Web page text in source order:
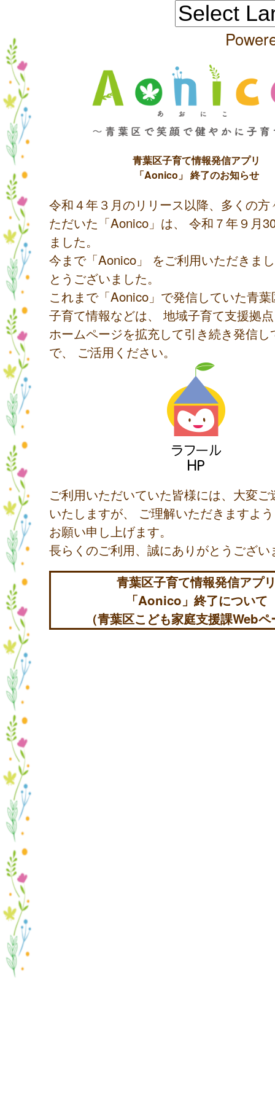
青葉区子育て情報発信アプリ
「Aonico」 終了のお知らせ
令和４年３月のリリース以降、多くの方
ただいた「Aonico」は、 令和７年９月
ました。
今まで「Aonico」 をご利用いただきま
とうございました。
これまで「Aonico」で発信していた青
子育て情報などは、 地域子育て支援拠
ホームページを拡充して引き続き発信し
で、 ご活用ください。
ご利用いただいていた皆様には、大変
いたしますが、 ご理解いただきますよ
お願い申し上げます。
長らくのご利用、誠にありがとうござい
青葉区子育て情報発信アプ
「Aonico」終了について
（青葉区こども家庭支援課Web